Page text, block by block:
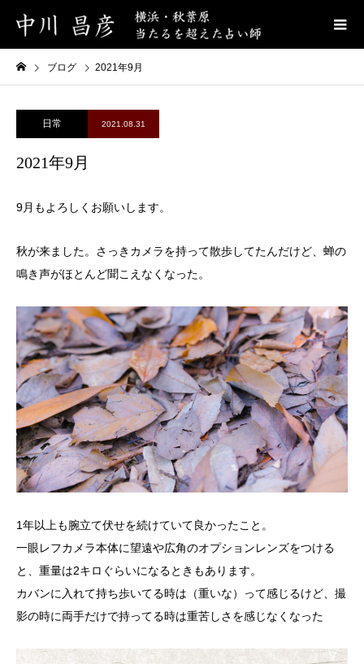
ブログ 2021年9月
日常 2021.08.31
2021年9月
9月もよろしくお願いします。
秋が来ました。さっきカメラを持って散歩してたんだけど、蝉の
鳴き声がほとんど聞こえなくなった。
1年以上も腕立て伏せを続けていて良かったこと。
一眼レフカメラ本体に望遠や広角のオプションレンズをつける
と、重量は2キロぐらいになるときもあります。
カバンに入れて持ち歩いてる時は（重いな）って感じるけど、撮
影の時に両手だけで持ってる時は重苦しさを感じなくなった